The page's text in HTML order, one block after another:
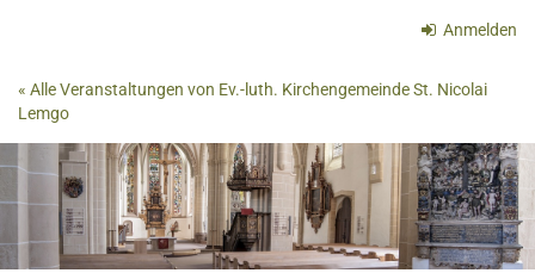
springen
Anmelden
« Alle Veranstaltungen von Ev.-luth. Kirchengemeinde St. Nicolai
Lemgo